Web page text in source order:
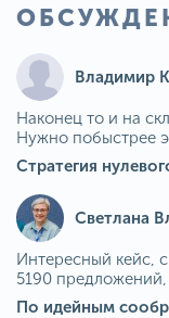
Владимир
Наконец то и на
Нужно побыстрее
Светлана
Интересный кейс,
5190
По идейным